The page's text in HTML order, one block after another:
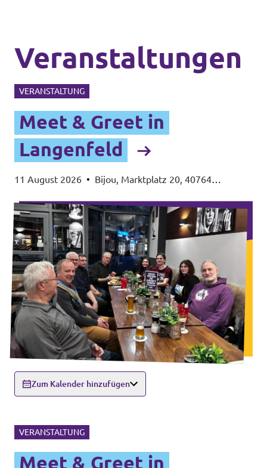
Veranstaltungen
VERANSTALTUNG
Meet & Greet in
Langenfeld
11 August 2026 • Bijou, Marktplatz 20, 40764
Zum Kalender hinzufügen
VERANSTALTUNG
Meet & Greet in